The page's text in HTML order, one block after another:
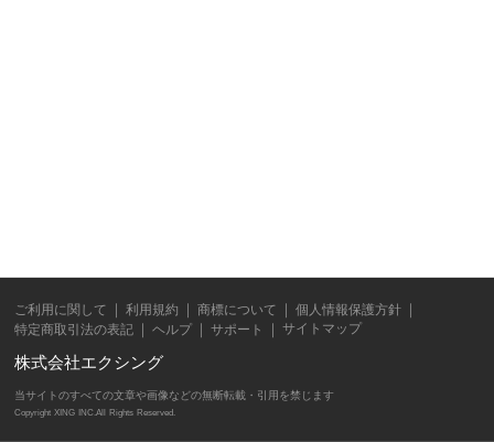
ご利用に関して 利用規約 商標について
個人情報保護方針
特定商取引法の表記
ヘルプ サポート サイトマップ
株式会社エクシング
当サイトのすべての文章や画像などの無断転載・引用を禁じます
Copyright XING INC.All Rights Reserved.